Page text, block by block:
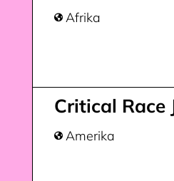
Critical Race
 Amerika
 Afrika